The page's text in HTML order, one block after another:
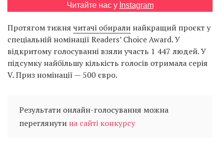
Читайте нас у Instagram
Протягом тижня читачі обирали найкращий проєкт у
спеціальній номінації Readers’ Choice Award. У
відкритому голосуванні взяли участь 1 447 людей. У
підсумку найбільшу кількість голосів отримала серія
V. Приз номінації — 500 євро.
Результати онлайн-голосування можна
переглянути на сайті конкурсу